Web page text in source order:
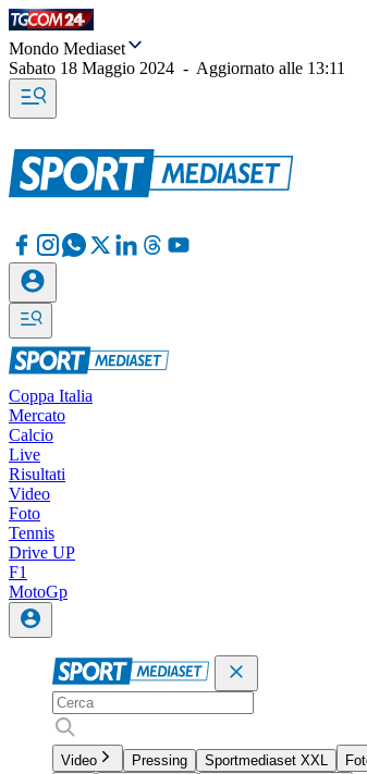
Mondo Mediaset
Sabato 18 Maggio 2024 - Aggiornato alle 13:11
Coppa Italia
Mercato
Calcio
Live
Risultati
Video
Foto
Tennis
Drive UP
F1
MotoGp
Video Pressing Sportmediaset XXL